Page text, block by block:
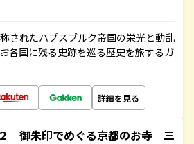
されたハプスブルク帝国の栄光と動乱
各国に残る史跡を巡る歴史を旅するガ
詳細を見る
御朱印でめぐる京都のお寺 三